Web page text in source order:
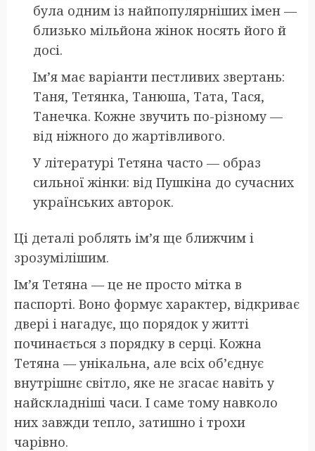
була одним із найпопулярніших імен —
близько мільйона жінок носять його й
досі.
Ім’я має варіанти пестливих звертань:
Таня, Тетянка, Танюша, Тата, Тася,
Танечка. Кожне звучить по-різному —
від ніжного до жартівливого.
У літературі Тетяна часто — образ
сильної жінки: від Пушкіна до сучасних
українських авторок.
Ці деталі роблять ім’я ще ближчим і
зрозумілішим.
Ім’я Тетяна — це не просто мітка в
паспорті. Воно формує характер, відкриває
двері і нагадує, що порядок у житті
починається з порядку в серці. Кожна
Тетяна — унікальна, але всіх об’єднує
внутрішнє світло, яке не згасає навіть у
найскладніші часи. І саме тому навколо
них завжди тепло, затишно і трохи
чарівно.